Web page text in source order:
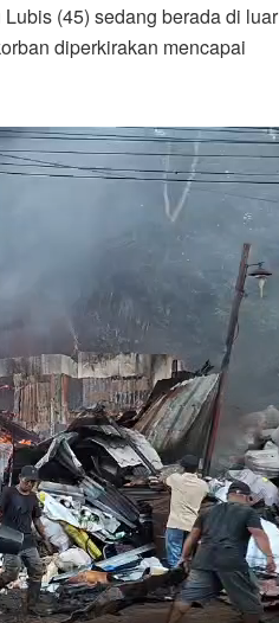
(45) sedang berada di luar
diperkirakan mencapai